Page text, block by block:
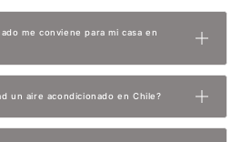
me conviene para mi casa en
un aire acondicionado en Chile?